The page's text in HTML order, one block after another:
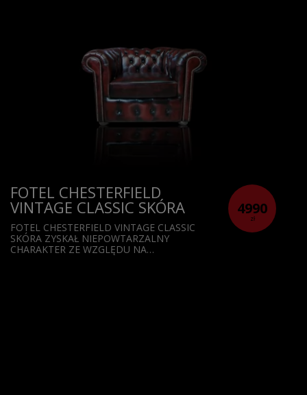
4990
zł
FOTEL CHESTERFIELD
VINTAGE CLASSIC SKÓRA
FOTEL CHESTERFIELD VINTAGE CLASSIC
SKÓRA ZYSKAŁ NIEPOWTARZALNY
CHARAKTER ZE WZGLĘDU NA…